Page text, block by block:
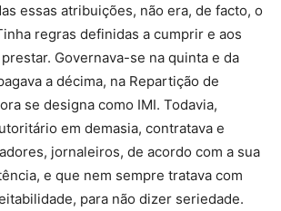
essas atribuições, não era, de facto, o
regras definidas a cumprir e aos
Governava-se na quinta e da
a décima, na Repartição de
se designa como IMI. Todavia,
em demasia, contratava e
jornaleiros, de acordo com a sua
e que nem sempre tratava com
para não dizer seriedade.